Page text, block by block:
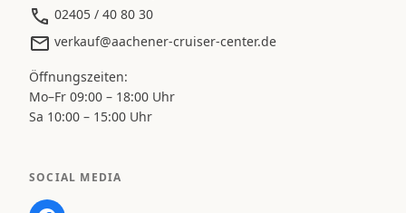
02405 / 40 80 30
verkauf@aachener-cruiser-center.de
Öffnungszeiten:
Mo–Fr 09:00 – 18:00 Uhr
Sa 10:00 – 15:00 Uhr
SOCIAL MEDIA